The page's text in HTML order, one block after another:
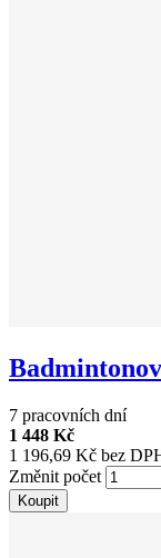
7 pracovních dní
1 448 Kč
1 196,69 Kč bez
Změnit počet
Koupit